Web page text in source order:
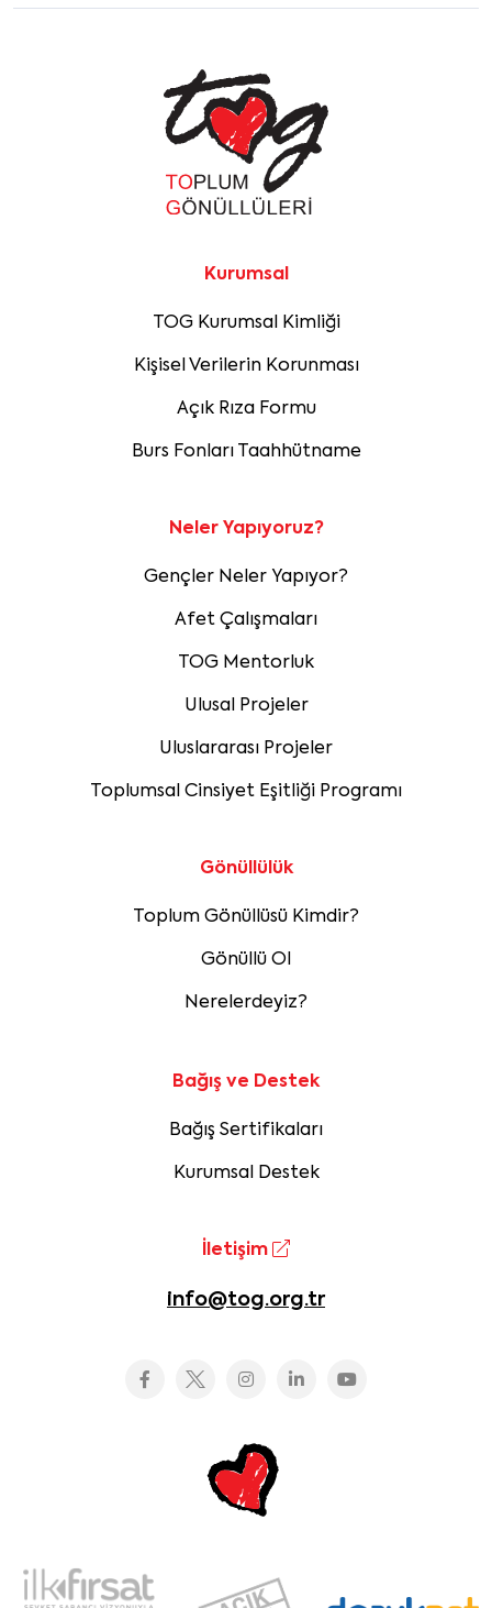
Kurumsal
TOG Kurumsal Kimliği
Kişisel Verilerin Korunması
Açık Rıza Formu
Burs Fonları Taahhütname
Neler Yapıyoruz?
Gençler Neler Yapıyor?
Afet Çalışmaları
TOG Mentorluk
Ulusal Projeler
Uluslararası Projeler
Toplumsal Cinsiyet Eşitliği Programı
Gönüllülük
Toplum Gönüllüsü Kimdir?
Gönüllü Ol
Nerelerdeyiz?
Bağış ve Destek
Bağış Sertifikaları
Kurumsal Destek
İletişim
info@tog.org.tr